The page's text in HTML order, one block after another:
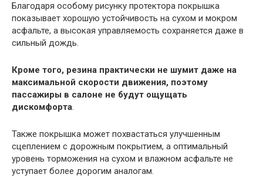
Благодаря особому рисунку протектора покрышка
показывает хорошую устойчивость на сухом и мокром
асфальте, а высокая управляемость сохраняется даже в
сильный дождь.
Кроме того, резина практически не шумит даже на
максимальной скорости движения, поэтому
пассажиры в салоне не будут ощущать
дискомфорта.
Также покрышка может похвастаться улучшенным
сцеплением с дорожным покрытием, а оптимальный
уровень торможения на сухом и влажном асфальте не
уступает более дорогим аналогам.